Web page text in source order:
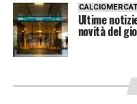
Ultime
novità del